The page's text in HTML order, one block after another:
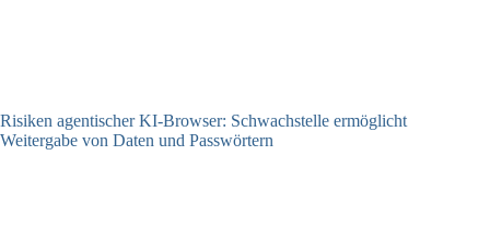
Risiken agentischer KI-Browser: Schwachstelle ermöglicht
Weitergabe von Daten und Passwörtern